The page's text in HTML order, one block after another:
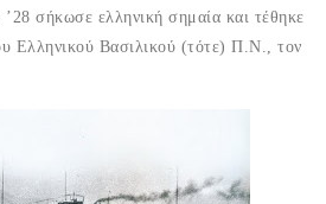
σήκωσε ελληνική σημαία και τέθηκε
Ελληνικού Βασιλικού (τότε) Π.Ν., τον